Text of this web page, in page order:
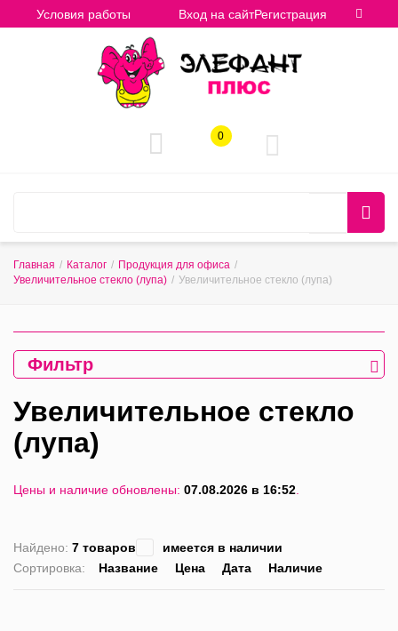
Условия работы Вход на сайтРегистрация
0
Главная / Каталог / Продукция для офиса /
Увеличительное стекло (лупа) / Увеличительное стекло (лупа)
Фильтр
Увеличительное стекло
(лупа)
Цены и наличие обновлены: 07.08.2026 в 16:52.
Найдено: 7 товаров
имеется в наличии
Сортировка:
Название Цена Дата Наличие